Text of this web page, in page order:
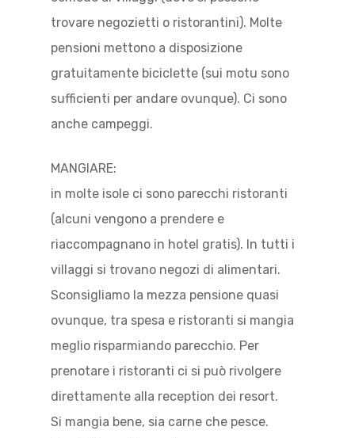
trovare negozietti o ristorantini). Molte
pensioni mettono a disposizione
gratuitamente biciclette (sui motu sono
sufficienti per andare ovunque). Ci sono
anche campeggi.
MANGIARE:
in molte isole ci sono parecchi ristoranti
(alcuni vengono a prendere e
riaccompagnano in hotel gratis). In tutti i
villaggi si trovano negozi di alimentari.
Sconsigliamo la mezza pensione quasi
ovunque, tra spesa e ristoranti si mangia
meglio risparmiando parecchio. Per
prenotare i ristoranti ci si può rivolgere
direttamente alla reception dei resort.
Si mangia bene, sia carne che pesce.